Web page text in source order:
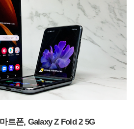
트폰, Galaxy Z Fold 2 5G